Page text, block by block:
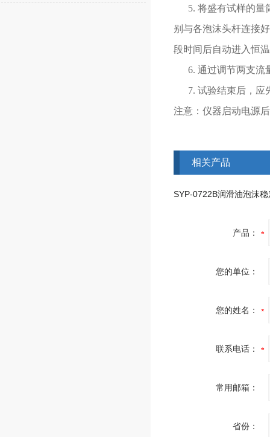
5. 将盛有试样的量
别与各泡沫头杆连接
段时间后自动进入恒
6. 通过调节两支流
7. 试验结束后，应
注意：仪器启动电源
相关产品
产品：
您的单位：
您的姓名：
联系电话：
常用邮箱：
省份：